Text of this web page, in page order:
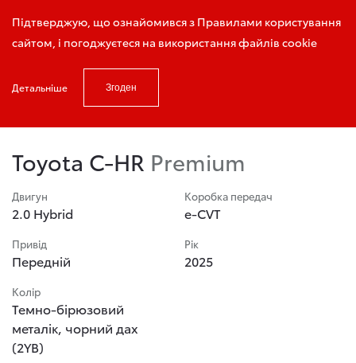
Підтверджую, що ознайомився з Правилами користування
сайтом, і погоджуєтеся на використання файлів cookie
Детальніше Згоден
Запис на тест - драйв
Toyota C-HR Premium
Двигун
2.0 Hybrid
Коробка передач
e-CVT
Привід
Передній
Рік
2025
Колір
Темно-бірюзовий
металік, чорний дах
(2YB)